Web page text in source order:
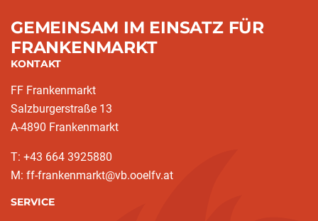
GEMEINSAM IM EINSATZ FÜR
FRANKENMARKT
KONTAKT
FF Frankenmarkt
Salzburgerstraße 13
A-4890 Frankenmarkt
T: +43 664 3925880
M: ff-frankenmarkt@vb.ooelfv.at
SERVICE